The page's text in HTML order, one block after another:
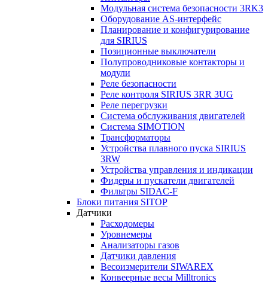
Модульная система безопасности 3RK3
Оборудование AS-интерфейс
Планирование и конфигурирование
для SIRIUS
Позиционные выключатели
Полупроводниковые контакторы и
модули
Реле безопасности
Реле контроля SIRIUS 3RR 3UG
Реле перегрузки
Сиcтема обслуживания двигателей
Система SIMOTION
Трансформаторы
Устройства плавного пуска SIRIUS
3RW
Устройства управления и индикации
Фидеры и пускатели двигателей
Фильтры SIDAC-F
Блоки питания SITOP
Датчики
Расходомеры
Уровнемеры
Анализаторы газов
Датчики давления
Весоизмерители SIWAREX
Конвеерные весы Milltronics